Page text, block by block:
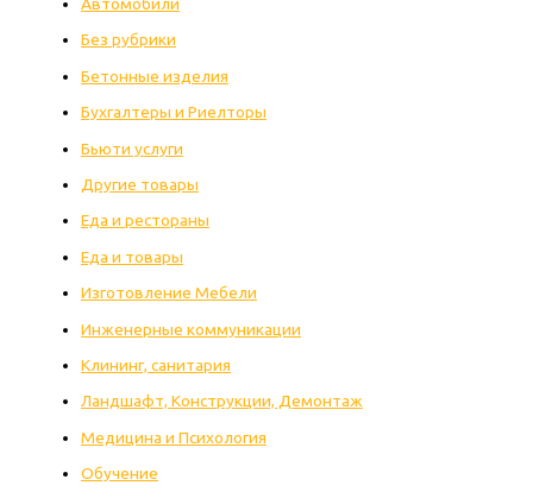
Без рубрики
Бетонные изделия
Бухгалтеры и Риелторы
Бьюти услуги
Другие товары
Еда и рестораны
Еда и товары
Изготовление Мебели
Инженерные коммуникации
Клининг, санитария
Ландшафт, Конструкции, Демонтаж
Медицина и Психология
Обучение